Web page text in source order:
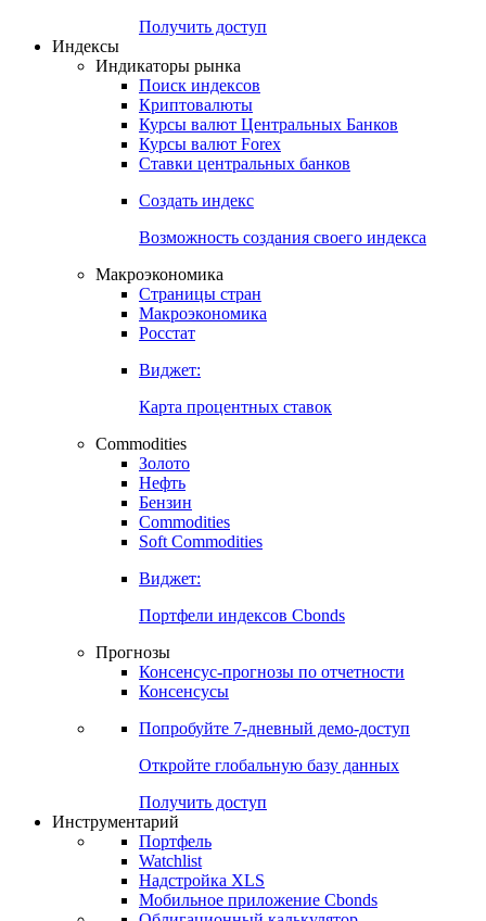
Получить доступ
Индексы
Индикаторы рынка
Поиск индексов
Криптовалюты
Курсы валют Центральных Банков
Курсы валют Forex
Ставки центральных банков
Создать индекс
Возможность создания своего индекса
Макроэкономика
Страницы стран
Макроэкономика
Росстат
Виджет:
Карта процентных ставок
Commodities
Золото
Нефть
Бензин
Commodities
Soft Commodities
Виджет:
Портфели индексов Cbonds
Прогнозы
Консенсус-прогнозы по отчетности
Консенсусы
Попробуйте 7-дневный демо-доступ
Откройте глобальную базу данных
Получить доступ
Инструментарий
Портфель
Watchlist
Надстройка XLS
Мобильное приложение Cbonds